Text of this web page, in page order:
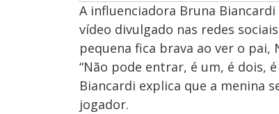
A influenciadora Bruna
vídeo divulgado nas redes
pequena fica brava ao ver o
“Não pode entrar, é um, é dois,
Biancardi explica que a menina
jogador.